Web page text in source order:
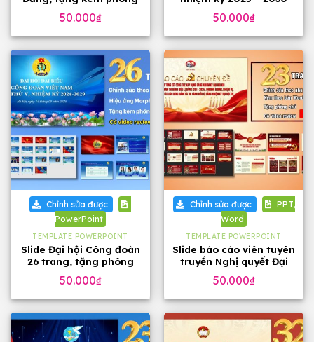
50.000₫
slide)
50.000₫
Chỉnh sửa được
PowerPoint
TEMPLATE POWERPOINT
Slide Đại hội Công đoàn
26 trang, tặng phông
50.000₫
Chỉnh sửa được
PPT,
Word
TEMPLATE POWERPOINT
Slide báo cáo viên tuyên
truyền Nghị quyết Đại
trang
50.000₫